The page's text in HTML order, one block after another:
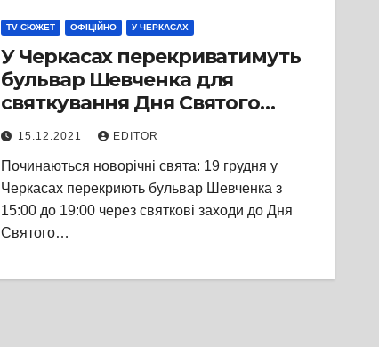
TV СЮЖЕТ ОФІЦІЙНО У ЧЕРКАСАХ
У Черкасах перекриватимуть
бульвар Шевченка для
святкування Дня Святого
Миколая
15.12.2021 EDITOR
Починаються новорічні свята: 19 грудня у
Черкасах перекриють бульвар Шевченка з
15:00 до 19:00 через святкові заходи до Дня
Святого…